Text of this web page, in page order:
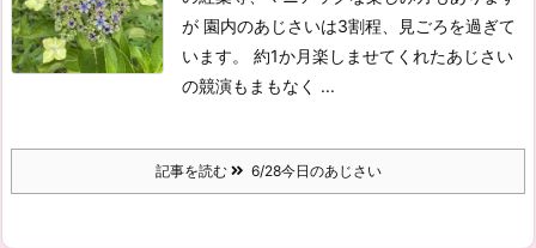
が 園内のあじさいは3割程、見ごろを過ぎて
います。 約1か月楽しませてくれたあじさい
の競演もまもなく ...
記事を読む 6/28今日のあじさい